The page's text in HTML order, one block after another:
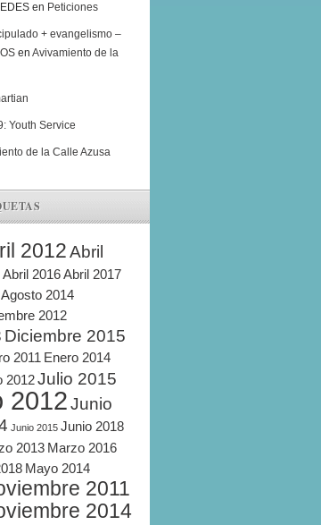
en Peticiones
+ evangelismo –
en Avivamiento de la
Youth Service
de la Calle Azusa
2012Abril
Abril 2016Abril 2017
Agosto 2014
2012
Diciembre 2015
2011 Enero 2014
2012Julio 2015
2012Junio
Junio 2015 Junio 2018
2013 Marzo 2016
Mayo 2014
2011
2014